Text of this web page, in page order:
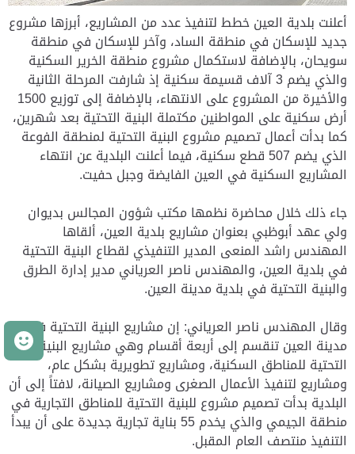
أعلنت بلدية العين خطط لتنفيذ عدد من المشاريع، أبرزها مشروع
جديد للإسكان في منطقة الساد، وآخر للإسكان في منطقة
سويحان، بالإضافة لاستكمال مشروع منطقة الخرير السكنية
والذي يضم 3 آلاف قسيمة سكنية إذ شارفت المرحلة الثانية
والأخيرة من المشروع على الانتهاء، بالإضافة إلى توزيع 1500
أرض سكنية على المواطنين مكتملة البنية التحتية بعد شهرين،
كما بدأت أعمال تصميم مشروع البنية التحتية لمنطقة الفوعة
الذي يضم 507 قطع سكنية، فيما أعلنت البلدية عن انتهاء
المشاريع السكنية في العين الفايضة وجبل حفيت.
جاء ذلك خلال محاضرة نظمها مكتب شؤون المجالس بديوان
ولي عهد أبوظبي بعنوان مشاريع بلدية العين، ألقاها
المهندس راشد المنعى المدير التنفيذي لقطاع البنية التحتية
في بلدية العين، والمهندس ناصر العرياني مدير إدارة الطرق
والبنية التحتية في بلدية مدينة العين.
وقال المهندس ناصر العرياني: إن مشاريع البنية التحتية في
مدينة العين تنقسم إلى أربعة أقسام وهي مشاريع البنية
التحتية للمناطق السكنية، ومشاريع تطويرية بشكل عام،
ومشاريع لتنفيذ الأعمال الصغرى ومشاريع الصيانة، لافتاً إلى أن
البلدية بدأت تصميم مشروع للبنية التحتية للمناطق التجارية في
منطقة الجيمي والذي يخدم 55 بناية تجارية جديدة على أن يبدأ
التنفيذ منتصف العام المقبل.